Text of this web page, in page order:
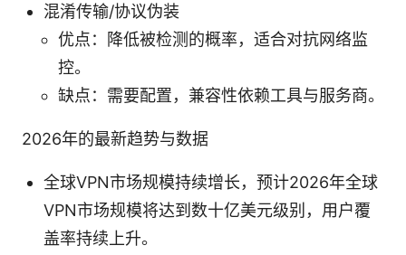
混淆传输/协议伪装
优点：降低被检测的概率，适合对抗网络监
控。
缺点：需要配置，兼容性依赖工具与服务商。
2026年的最新趋势与数据
全球VPN市场规模持续增长，预计2026年全球
VPN市场规模将达到数十亿美元级别，用户覆
盖率持续上升。